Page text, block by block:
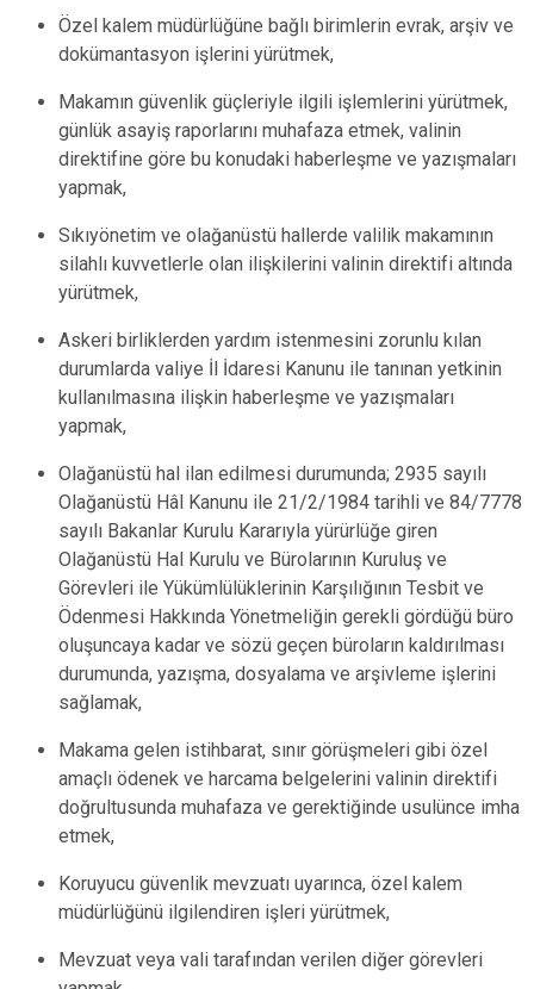
Özel kalem müdürlüğüne bağlı birimlerin evrak, arşiv ve
dokümantasyon işlerini yürütmek,
Makamın güvenlik güçleriyle ilgili işlemlerini yürütmek,
günlük asayiş raporlarını muhafaza etmek, valinin
direktifine göre bu konudaki haberleşme ve yazışmaları
yapmak,
Sıkıyönetim ve olağanüstü hallerde valilik makamının
silahlı kuvvetlerle olan ilişkilerini valinin direktifi altında
yürütmek,
Askeri birliklerden yardım istenmesini zorunlu kılan
durumlarda valiye İl İdaresi Kanunu ile tanınan yetkinin
kullanılmasına ilişkin haberleşme ve yazışmaları
yapmak,
Olağanüstü hal ilan edilmesi durumunda; 2935 sayılı
Olağanüstü Hâl Kanunu ile 21/2/1984 tarihli ve 84/7778
sayılı Bakanlar Kurulu Kararıyla yürürlüğe giren
Olağanüstü Hal Kurulu ve Bürolarının Kuruluş ve
Görevleri ile Yükümlülüklerinin Karşılığının Tesbit ve
Ödenmesi Hakkında Yönetmeliğin gerekli gördüğü büro
oluşuncaya kadar ve sözü geçen büroların kaldırılması
durumunda, yazışma, dosyalama ve arşivleme işlerini
sağlamak,
Makama gelen istihbarat, sınır görüşmeleri gibi özel
amaçlı ödenek ve harcama belgelerini valinin direktifi
doğrultusunda muhafaza ve gerektiğinde usulünce imha
etmek,
Koruyucu güvenlik mevzuatı uyarınca, özel kalem
müdürlüğünü ilgilendiren işleri yürütmek,
Mevzuat veya vali tarafından verilen diğer görevleri